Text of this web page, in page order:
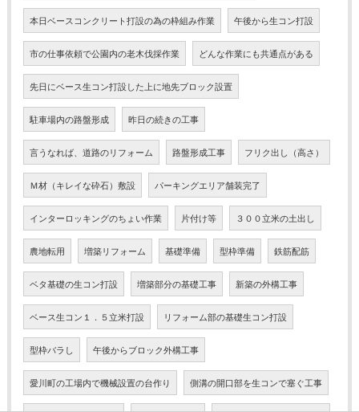
本日ベースコンクリート打設の為の枠組み作業 午後から生コン打設
市の仕事依頼で公園内の老木伐採作業 どんな作業にも共通点がある
先日にベース生コン打設した上に地先ブロック設置
駐車場内の路盤形成 昨日の続きの工事
言うなれば、道路のリフォーム 路盤形成工事 フリク出し（高さ）
Ｍ材（キレイな砕石）敷設 パーキングエリア舗装完了
インターロッキングのちょい作業 片付け等 ３００立米の土出し
農地転用 増築リフォーム 基礎準備 型枠準備 鉄筋配筋
ベタ基礎の生コン打設 増築部分の基礎工事 新築の外構工事
ベース生コン１．５立米打設 リフォーム部の基礎生コン打設
型枠バラし 午後からブロック外構工事
愛川町の工場内で機械設置の台作り 側溝の開口部を生コンで塞ぐ工事